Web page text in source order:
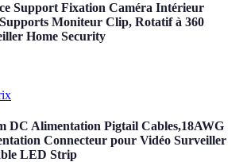
Support Fixation Caméra Intérieur
Moniteur Clip, Rotatif à 360
Home Security
DC Alimentation Pigtail Cables,18AWG
Connecteur pour Vidéo Surveiller
LED Strip